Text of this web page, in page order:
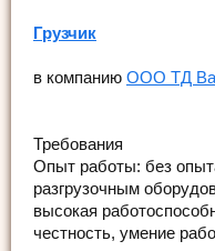
Грузчик
в компанию ООО ТД
Требования
Опыт работы: без
разгрузочным
высокая
честность, умение